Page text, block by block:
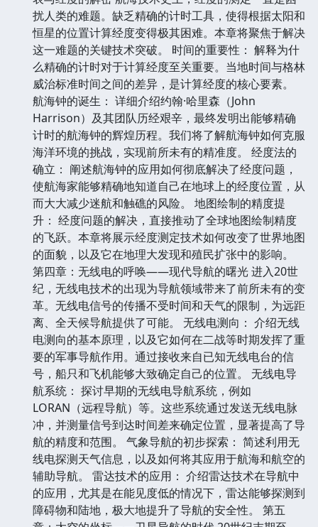
扰人类的难题。缺乏精确的计时工具，使得根据太阳和
恒星的位置计算经度变得极其困难。本章将聚焦于解决
这一难题的关键技术突破。 时间的重要性： 解释为什
么精确的计时对于计算经度至关重要。当地时间与格林
威治标准时间之间的差异，是计算经度的核心要素。
航海钟的诞生： 详细介绍约翰·哈里森（John
Harrison）及其团队历经艰辛，最终发明出能够精确
计时的航海钟的辉煌历程。我们将了解航海钟如何克服
海洋环境的挑战，实现前所未有的精准度。 经度法的
确立： 阐述航海钟的应用如何彻底解决了经度问题，
使航海家能够精确地知道自己在地球上的经度位置，从
而大大减少迷航和触礁的风险。 地图绘制的精度提
升： 经度问题的解决，直接推动了全球地图绘制精度
的飞跃。本章将展示经度测定技术如何改变了世界地图
的面貌，以及它在地理大发现和殖民扩张中的影响。
第四章：无线电的呼唤——现代导航的曙光 进入20世
纪，无线电技术的出现为导航领域带来了前所未有的变
革。无线电信号的传播不受时间和天气的限制，为远距
离、全天候导航提供了可能。 无线电测向： 介绍无线
电测向的基本原理，以及它如何在二战等时期发挥了重
要的军事导航作用。通过接收来自已知无线电台的信
号，船只和飞机能够大致确定自己的位置。 无线电导
航系统： 探讨早期的无线电导航系统，例如
LORAN（远程导航）等。这些系统通过发送无线电脉
冲，并测量信号到达时间差来确定位置，显著提高了导
航的精度和范围。 气象导航的初步探索： 简述利用无
线电探测天气信息，以及如何将其应用于航海和航空的
辅助导航。 雷达技术的应用： 介绍雷达技术在导航中
的应用，尤其是在能见度低的情况下，雷达能够探测到
障碍物和陆地，极大地提升了导航的安全性。 第五